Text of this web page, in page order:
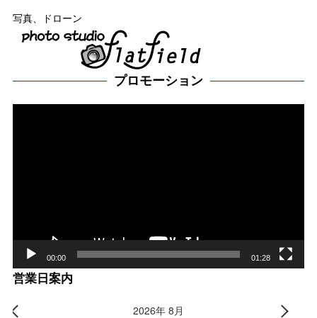
写真、ドローン
プロモーション
00:00 01:28
営業日案内
2026年 8月